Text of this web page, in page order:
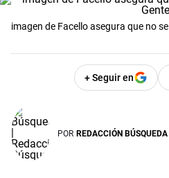
imagen de Facello asegura que no
+ Seguir en
POR REDACCIÓN BÚSQUEDA